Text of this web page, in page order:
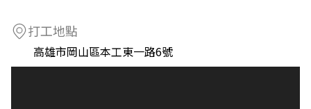
打工地點
高雄市岡山區本工東一路6號